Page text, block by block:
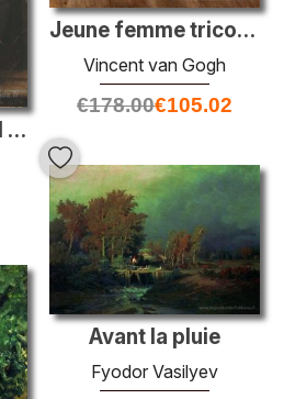
Jeune femme tricoter
Vincent van Gogh
€178.00€105.02
Portrait de l'amiral Login Loginovich Heyden
Avant la pluie
Fyodor Vasilyev